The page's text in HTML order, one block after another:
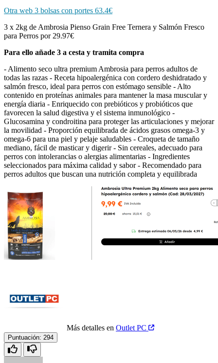
Otra web 3 bolsas con portes 63.4€
3 x 2kg de Ambrosia Pienso Grain Free Ternera y Salmón Fresco
para Perros por 29.97€
Para ello añade 3 a cesta y tramita compra
- Alimento seco ultra premium Ambrosia para perros adultos de
todas las razas - Receta hipoalergénica con cordero deshidratado y
salmón fresco, ideal para perros con estómago sensible - Alto
contenido en proteínas animales para mantener la masa muscular y
energía diaria - Enriquecido con prebióticos y probióticos que
favorecen la salud digestiva y el sistema inmunológico -
Glucosamina y condroitina para proteger las articulaciones y mejorar
la movilidad - Proporción equilibrada de ácidos grasos omega-3 y
omega-6 para una piel y pelaje saludables - Croqueta de tamaño
mediano, fácil de masticar y digerir - Sin cereales, adecuado para
perros con intolerancias o alergias alimentarias - Ingredientes
seleccionados para máxima calidad y sabor - Recomendado para
perros adultos que buscan una nutrición completa y equilibrada
Más detalles en Outlet PC
Puntuación: 294